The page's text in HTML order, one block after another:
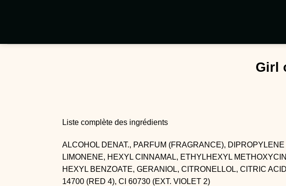
Girl
Liste complète des ingrédients
ALCOHOL DENAT., PARFUM (FRAGRANCE),
LIMONENE, HEXYL CINNAMAL, ETHYLHEXYL
HEXYL BENZOATE, GERANIOL, CITRONELLOL, CITRIC
14700 (RED 4), CI 60730 (EXT. VIOLET 2)